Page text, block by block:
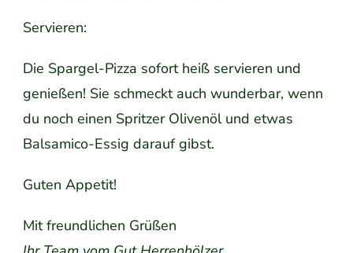
Servieren:
Die Spargel-Pizza sofort heiß servieren und
genießen! Sie schmeckt auch wunderbar, wenn
du noch einen Spritzer Olivenöl und etwas
Balsamico-Essig darauf gibst.
Guten Appetit!
Mit freundlichen Grüßen